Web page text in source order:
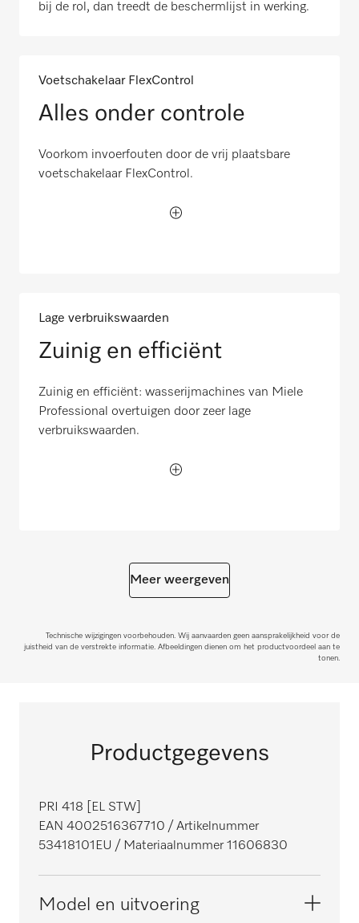
bij de rol, dan treedt de beschermlijst in werking.
Voetschakelaar FlexControl
Alles onder controle
Voorkom invoerfouten door de vrij plaatsbare
voetschakelaar FlexControl.
Lage verbruikswaarden
Zuinig en efficiënt
Zuinig en efficiënt: wasserijmachines van Miele
Professional overtuigen door zeer lage
verbruikswaarden.
Meer weergeven
Technische wijzigingen voorbehouden. Wij aanvaarden geen aansprakelijkheid voor de
juistheid van de verstrekte informatie. Afbeeldingen dienen om het productvoordeel aan te
tonen.
Productgegevens
PRI 418 [EL STW]
EAN 4002516367710 / Artikelnummer
53418101EU / Materiaalnummer 11606830
Model en uitvoering